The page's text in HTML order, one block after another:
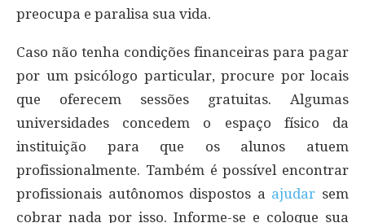
preocupa e paralisa sua vida.
Caso não tenha condições financeiras para pagar
por um psicólogo particular, procure por locais
que oferecem sessões gratuitas. Algumas
universidades concedem o espaço físico da
instituição para que os alunos atuem
profissionalmente. Também é possível encontrar
profissionais autônomos dispostos a ajudar sem
cobrar nada por isso. Informe-se e coloque sua